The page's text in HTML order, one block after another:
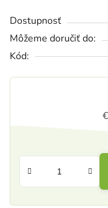
Dostupnosť
Môžeme doručiť do:
Kód: